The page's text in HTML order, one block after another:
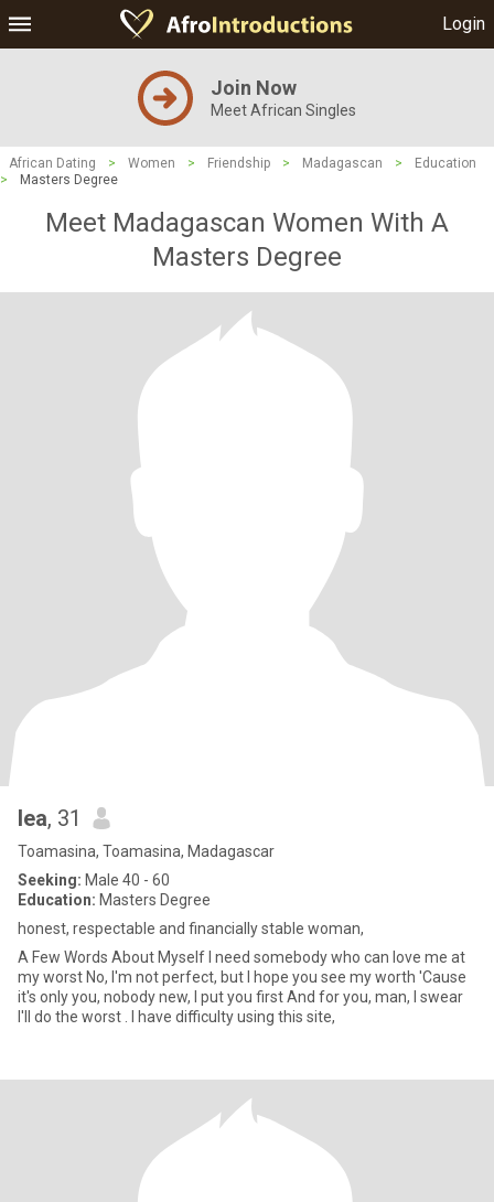
Login
Join Now
Meet African Singles
African Dating > Women > Friendship > Madagascan >
Education
>
Masters Degree
Meet Madagascan Women With A
Masters Degree
lea, 31
Toamasina, Toamasina, Madagascar
Seeking: Male 40 - 60
Education: Masters Degree
honest, respectable and financially stable woman,
A Few Words About Myself I need somebody who can love me at
my worst No, I'm not perfect, but I hope you see my worth 'Cause
it's only you, nobody new, I put you first And for you, man, I swear
I'll do the worst . I have difficulty using this site,